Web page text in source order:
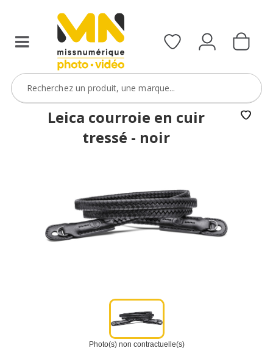
Leica courroie en cuir
tressé - noir
Photo(s) non contractuelle(s)